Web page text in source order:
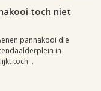
toch niet
pannakooi die
in
toch...